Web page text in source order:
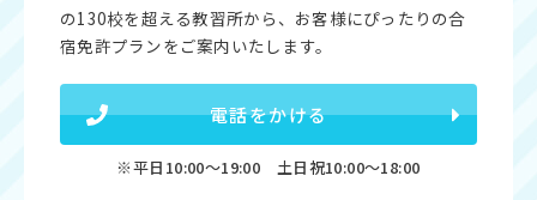
の130校を超える教習所から、お客様にぴったりの合
宿免許プランをご案内いたします。
電話をかける
※平日10:00〜19:00 土日祝10:00〜18:00